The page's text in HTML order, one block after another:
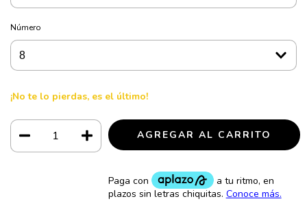
Número
¡No te lo pierdas, es el último!